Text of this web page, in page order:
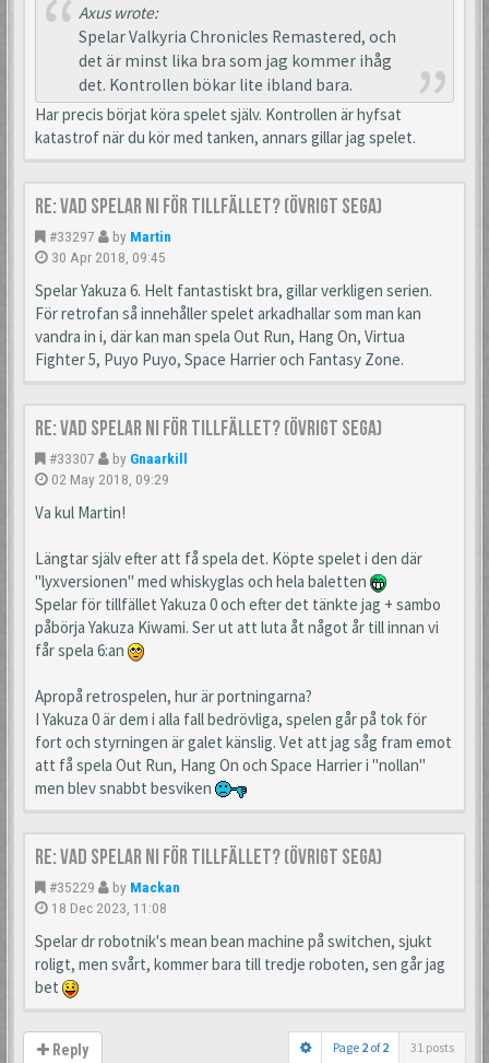
Axus wrote:
Spelar Valkyria Chronicles Remastered, och
det är minst lika bra som jag kommer ihåg
det. Kontrollen bökar lite ibland bara.
Har precis börjat köra spelet själv. Kontrollen är hyfsat
katastrof när du kör med tanken, annars gillar jag spelet.
Re: Vad spelar ni för tillfället? (Övrigt Sega)
#33297 by Martin
30 Apr 2018, 09:45
Spelar Yakuza 6. Helt fantastiskt bra, gillar verkligen serien.
För retrofan så innehåller spelet arkadhallar som man kan
vandra in i, där kan man spela Out Run, Hang On, Virtua
Fighter 5, Puyo Puyo, Space Harrier och Fantasy Zone.
Re: Vad spelar ni för tillfället? (Övrigt Sega)
#33307 by Gnaarkill
02 May 2018, 09:29
Va kul Martin!
Längtar själv efter att få spela det. Köpte spelet i den där
"lyxversionen" med whiskyglas och hela baletten
Spelar för tillfället Yakuza 0 och efter det tänkte jag + sambo
påbörja Yakuza Kiwami. Ser ut att luta åt något år till innan vi
får spela 6:an
Apropå retrospelen, hur är portningarna?
I Yakuza 0 är dem i alla fall bedrövliga, spelen går på tok för
fort och styrningen är galet känslig. Vet att jag såg fram emot
att få spela Out Run, Hang On och Space Harrier i "nollan"
men blev snabbt besviken
Re: Vad spelar ni för tillfället? (Övrigt Sega)
#35229 by Mackan
18 Dec 2023, 11:08
Spelar dr robotnik's mean bean machine på switchen, sjukt
roligt, men svårt, kommer bara till tredje roboten, sen går jag
bet
Reply Page 2 of2 31 posts